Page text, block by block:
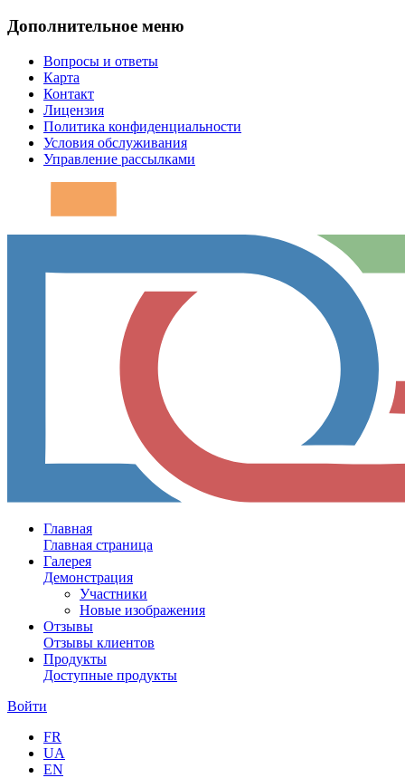
Дополнительное меню
Вопросы и ответы
Карта
Контакт
Лицензия
Политика конфиденциальности
Условия обслуживания
Управление рассылками
Главная
Главная страница
Галерея
Демонстрация
Участники
Новые изображения
Отзывы
Отзывы клиентов
Продукты
Доступные продукты
Войти
FR
UA
EN